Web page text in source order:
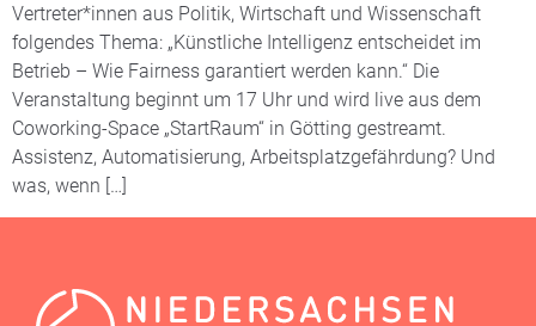
Vertreter*innen aus Politik, Wirtschaft und Wissenschaft
folgendes Thema: „Künstliche Intelligenz entscheidet im
Betrieb – Wie Fairness garantiert werden kann.“ Die
Veranstaltung beginnt um 17 Uhr und wird live aus dem
Coworking-Space „StartRaum“ in Götting gestreamt.
Assistenz, Automatisierung, Arbeitsplatzgefährdung? Und
was, wenn […]